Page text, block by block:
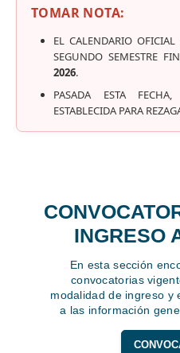
TOMAR NOTA:
EL CALENDARIO
SEGUNDO SEMESTRE
2026.
PASADA ESTA
ESTABLECIDA PARA
INGRESO
En esta sección
convocatorias
modalidad de ingreso y
a las información